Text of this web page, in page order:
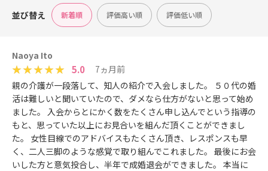
並び替え 新着順 評価高い順 評価低い順
Naoya Ito
5.0
7ヵ月前
親の介護が一段落して、知人の紹介で入会しました。 ５０代の婚
活は難しいと聞いていたので、ダメなら仕方がないと思って始め
ました。 入会からとにかく数をたくさん申し込んでという指導の
もと、思っていた以上にお見合いを組んだ頂くことができまし
た。 女性目線でのアドバイスもたくさん頂き、レスポンスも早
く、二人三脚のような感覚で取り組んでこれました。 最後にお会
いした方と意気投合し、半年で成婚退会ができました。 本当に